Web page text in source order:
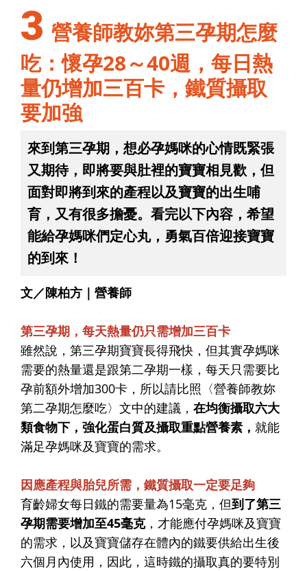
3 營養師教妳第三孕期怎麼
吃：懷孕28～40週，每日熱
量仍增加三百卡，鐵質攝取
要加強
來到第三孕期，想必孕媽咪的心情既緊張
又期待，即將要與肚裡的寶寶相見歡，但
面對即將到來的產程以及寶寶的出生哺
育，又有很多擔憂。看完以下內容，希望
能給孕媽咪們定心丸，勇氣百倍迎接寶寶
的到來！
文／陳柏方｜營養師
第三孕期，每天熱量仍只需增加三百卡
雖然說，第三孕期寶寶長得飛快，但其實孕媽咪
需要的熱量還是跟第二孕期一樣，每天只需要比
孕前額外增加300卡，所以請比照〈營養師教妳
第二孕期怎麼吃〉文中的建議， 在均衡攝取六大
類食物下，強化蛋白質及攝取重點營養素， 就能
滿足孕媽咪及寶寶的需求。
因應產程與胎兒所需，鐵質攝取一定要足夠
育齡婦女每日鐵的需要量為15毫克，但到了第三
孕期需要增加至45毫克，才能應付孕媽咪及寶寶
的需求，以及寶寶儲存在體內的鐵要供給出生後
六個月內使用，因此，這時鐵的攝取真的要特別